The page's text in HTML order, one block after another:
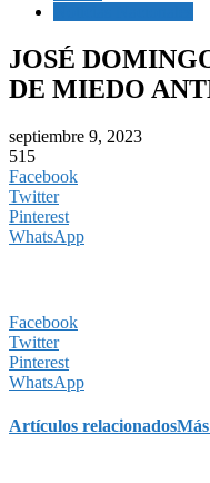
JOSÉ
DE MIEDO
septiembre 9, 2023
515
Facebook
Twitter
Pinterest
WhatsApp
Facebook
Twitter
Pinterest
WhatsApp
Artículos relacionados